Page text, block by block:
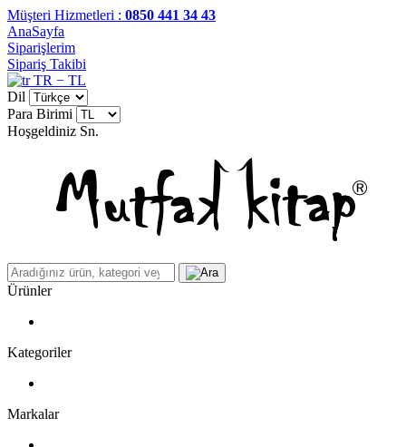
Müşteri Hizmetleri : 0850 441 34 43
AnaSayfa
Siparişlerim
Sipariş Takibi
TR − TL
Dil
Para Birimi
Hoşgeldiniz Sn.
Ürünler
Kategoriler
Markalar